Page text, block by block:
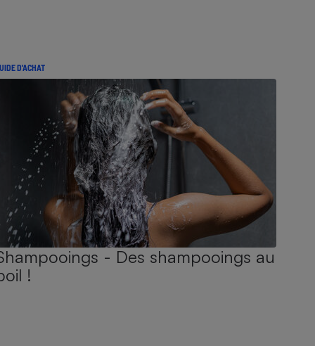
D'ACHAT
- Des shampooings au
!